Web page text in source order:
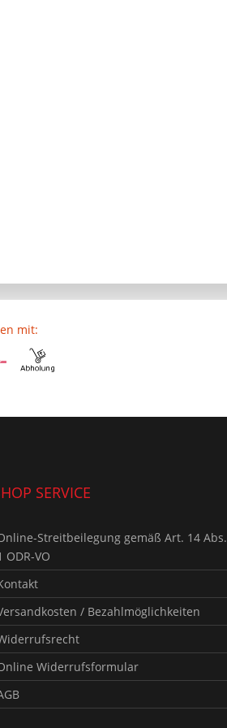
mit:
SERVICE
Streitbeilegung gemäß Art. 14 Abs.
ODR-VO
/ Bezahlmöglichkeiten
Widerrufsformular